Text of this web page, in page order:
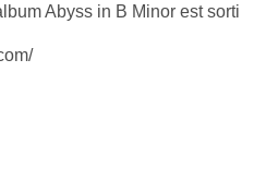
Abyss in B Minor est sorti